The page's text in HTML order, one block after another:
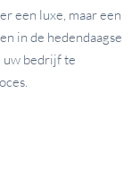
een luxe, maar een
in de hedendaagse
uw bedrijf te